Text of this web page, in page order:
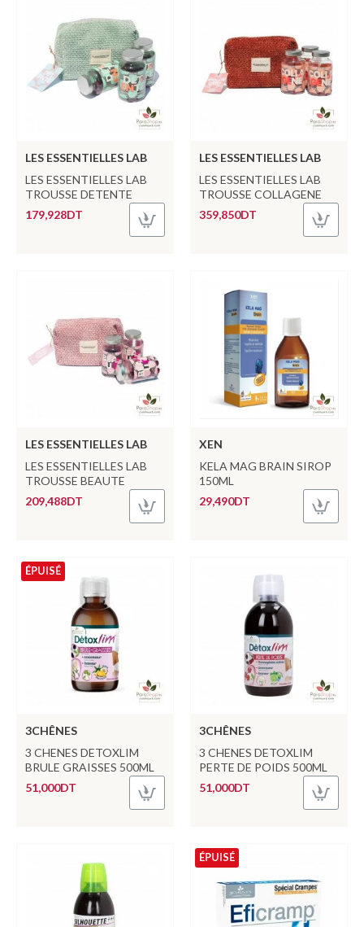
LES ESSENTIELLES LAB
LES ESSENTIELLES LAB
TROUSSE DETENTE
179,928DT
LES ESSENTIELLES LAB
LES ESSENTIELLES LAB
TROUSSE COLLAGENE
359,850DT
LES ESSENTIELLES LAB
LES ESSENTIELLES LAB
TROUSSE BEAUTE
209,488DT
XEN
KELA MAG BRAIN SIROP
150ML
29,490DT
ÉPUISÉ
3CHÊNES
3 CHENES DETOXLIM
BRULE GRAISSES 500ML
51,000DT
3CHÊNES
3 CHENES DETOXLIM
PERTE DE POIDS 500ML
51,000DT
ÉPUISÉ